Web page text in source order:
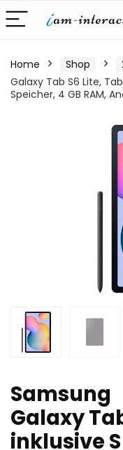
Home Shop
Galaxy Tab S6 Lite,
Speicher, 4 GB RAM,
Samsung
Galaxy
inklusive S